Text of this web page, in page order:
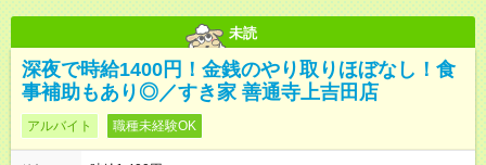
未読
深夜で時給1400円！金銭のやり取りほぼなし！食
事補助もあり◎／すき家 善通寺上吉田店
アルバイト 職種未経験OK